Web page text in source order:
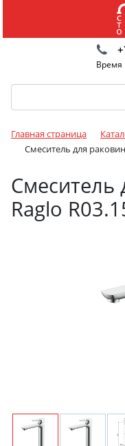
Время
Главная страница
Смеситель для
Смеситель
Raglo